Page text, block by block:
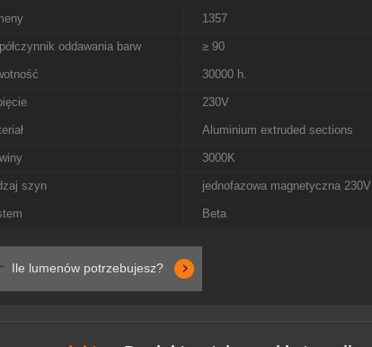
1357
oddawania barw ≥ 90
30000 h.
230V
Aluminium extruded sections
3000K
szyn jednofazowa magnetyczna 230V
Beta
Ile lumenów potrzebujesz?